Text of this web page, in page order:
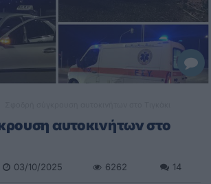
αυτοκινήτων στο
03/10/2025 6262 14